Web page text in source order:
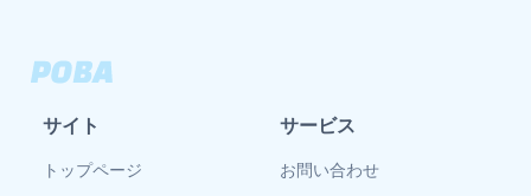
サイト
トップページ
サービス
お問い合わせ